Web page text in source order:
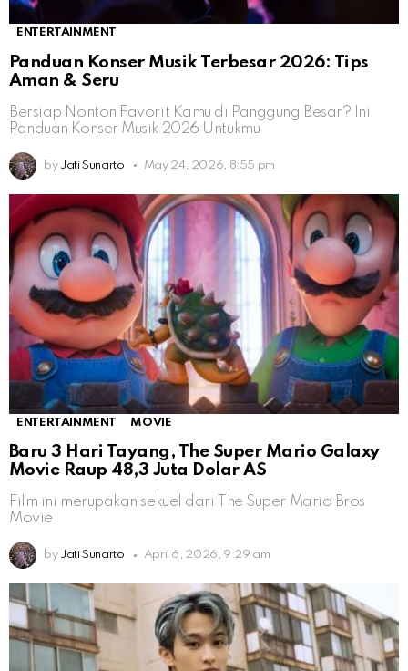
ENTERTAINMENT
Panduan Konser Musik Terbesar 2026: Tips
Aman & Seru
Bersiap Nonton Favorit Kamu di Panggung Besar? Ini
Panduan Konser Musik 2026 Untukmu
by Jati Sunarto May 24, 2026, 8:55 pm
ENTERTAINMENT MOVIE
Baru 3 Hari Tayang, The Super Mario Galaxy
Movie Raup 48,3 Juta Dolar AS
Film ini merupakan sekuel dari The Super Mario Bros
Movie
by Jati Sunarto April 6, 2026, 9:29 am